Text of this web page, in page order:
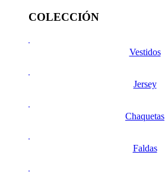
COLECCIÓN
Vestidos
Jersey
Chaquetas
Faldas